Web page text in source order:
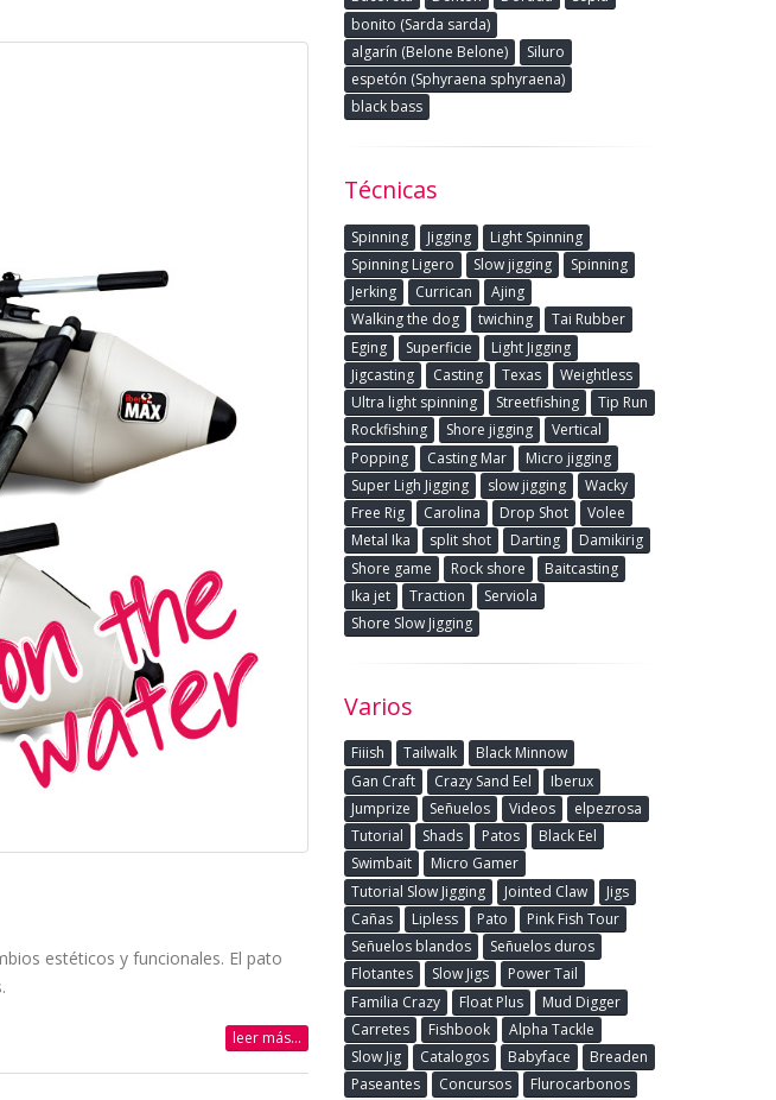
estéticos y funcionales. El pato
leer más...
bonito (Sarda sarda)
algarín (Belone Belone)
Siluro
espetón (Sphyraena sphyraena)
black bass
Técnicas
Spinning Jigging
Light Spinning
Spinning Ligero
Slow jigging
Spinning
Jerking
Currican
Ajing
Walking the dog
twiching
Tai Rubber
Eging
Superficie
Light Jigging
Jigcasting
Casting Texas
Weightless
Ultra light spinning
Streetfishing
Tip Run
Rockfishing
Shore jigging
Vertical
Popping
Casting Mar
Micro jigging
Super Ligh Jigging
slow jigging
Wacky
Free Rig
Carolina Drop Shot
Volee
Metal Ika
split shot Darting
Damikirig
Shore game
Rock shore
Baitcasting
Ika jet
Traction
Serviola
Shore Slow Jigging
Varios
Fiiish Tailwalk
Black Minnow
Gan Craft
Crazy Sand Eel
Iberux
Jumprize
Señuelos Videos
elpezrosa
Tutorial
Shads Patos
Black Eel
Swimbait
Micro Gamer
Tutorial Slow Jigging
Jointed Claw
Jigs
Cañas
Lipless Pato
Pink Fish Tour
Señuelos blandos
Señuelos duros
Flotantes
Slow Jigs
Power Tail
Familia Crazy
Float Plus
Mud Digger
Carretes
Fishbook
Alpha Tackle
Slow Jig
Catalogos Babyface
Breaden
Paseantes
Concursos
Flurocarbonos